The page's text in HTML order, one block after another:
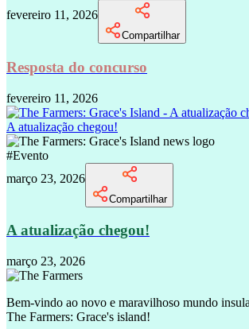
fevereiro 11, 2026
Compartilhar
Resposta do concurso
fevereiro 11, 2026
A atualização chegou!
#Evento
março 23, 2026
Compartilhar
A atualização chegou!
março 23, 2026
Bem-vindo ao novo e maravilhoso mundo
The Farmers: Grace's island!